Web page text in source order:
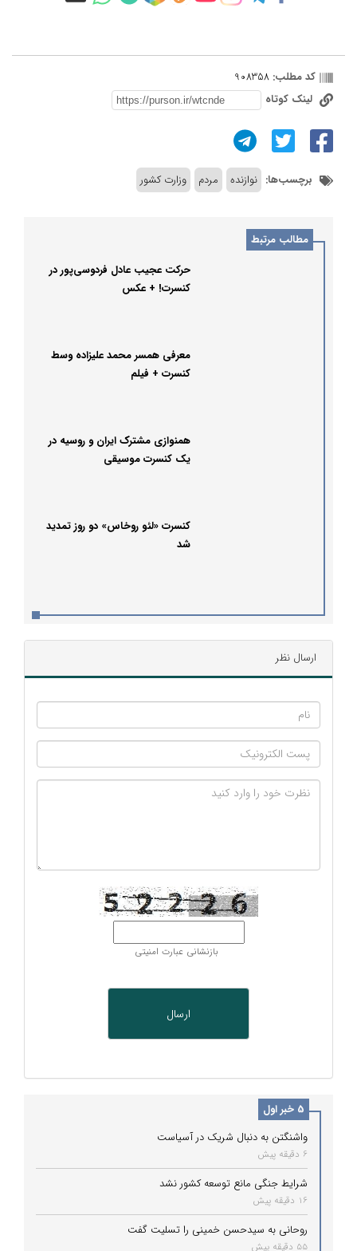
کد مطلب: 908358
لینک کوتاه
برچسب‌ها: نوازنده مردم وزارت کشور
مطالب مرتبط
حرکت عجیب عادل فردوسی‌پور در
کنسرت! + عکس
معرفی همسر محمد علیزاده وسط
کنسرت + فیلم
همنوازی مشترک ایران و روسیه در
یک کنسرت موسیقی
کنسرت «لئو روخاس» دو روز تمدید
شد
ارسال نظر
بازنشانی عبارت امنیتی
5 خبر اول
واشنگتن به دنبال شریک در آسیاست
6 دقیقه پیش
شرایط جنگی مانع توسعه کشور نشد
16 دقیقه پیش
روحانی به سیدحسن خمینی را تسلیت گفت
55 دقیقه پیش